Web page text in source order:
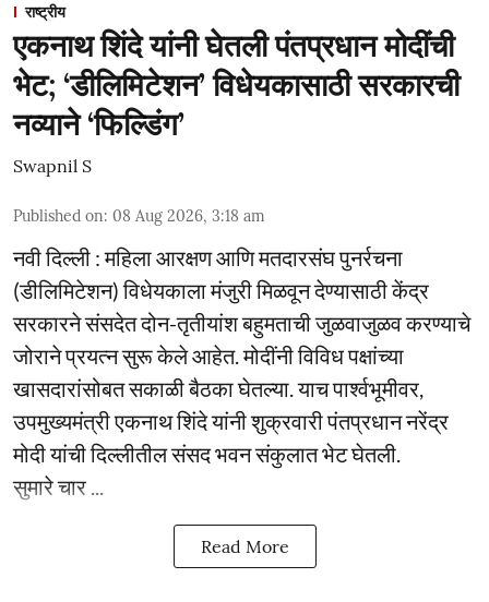
राष्ट्रीय
एकनाथ शिंदे यांनी घेतली पंतप्रधान मोदींची
भेट; ‘डीलिमिटेशन’ विधेयकासाठी सरकारची
नव्याने ‘फिल्डिंग’
Swapnil S
Published on: 08 Aug 2026, 3:18 am
नवी दिल्ली : महिला आरक्षण आणि मतदारसंघ पुनर्रचना
(डीलिमिटेशन) विधेयकाला मंजुरी मिळवून देण्यासाठी केंद्र
सरकारने संसदेत दोन-तृतीयांश बहुमताची जुळवाजुळव करण्याचे
जोराने प्रयत्न सुरू केले आहेत. मोदींनी विविध पक्षांच्या
खासदारांसोबत सकाळी बैठका घेतल्या. याच पार्श्वभूमीवर,
उपमुख्यमंत्री एकनाथ शिंदे यांनी शुक्रवारी पंतप्रधान नरेंद्र
मोदी यांची दिल्लीतील संसद भवन संकुलात भेट घेतली.
सुमारे चार ...
Read More